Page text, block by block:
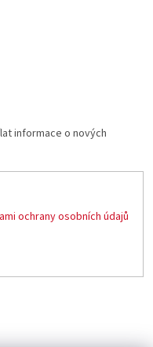
informace o nových
ochrany osobních údajů